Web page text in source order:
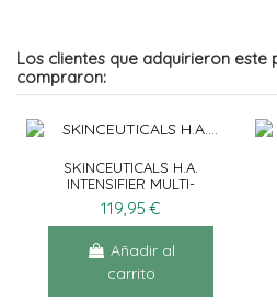
Los clientes que adquirieron este
compraron:
SKINCEUTICALS H.A.
INTENSIFIER MULTI-
GLYCAN 30ML
119,95 €
Añadir al
carrito